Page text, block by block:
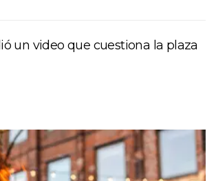
un video que cuestiona la plaza